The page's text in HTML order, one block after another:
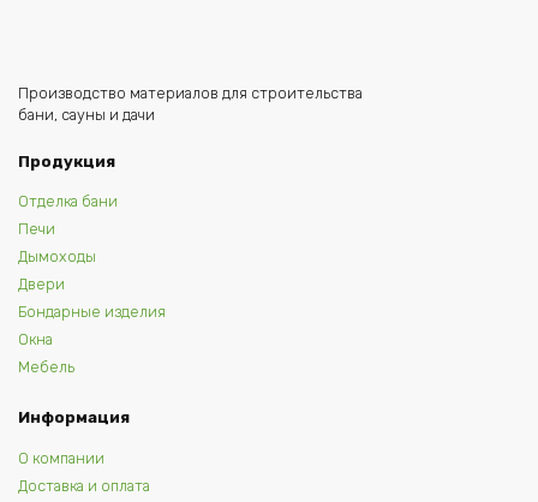
Производство материалов для строительства
бани, сауны и дачи
Продукция
Отделка бани
Печи
Дымоходы
Двери
Бондарные изделия
Окна
Мебель
Информация
О компании
Доставка и оплата